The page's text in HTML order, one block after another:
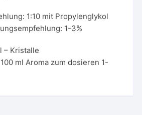
1:10 mit Propylenglykol
1-3%
– Kristalle
ml Aroma zum dosieren 1-